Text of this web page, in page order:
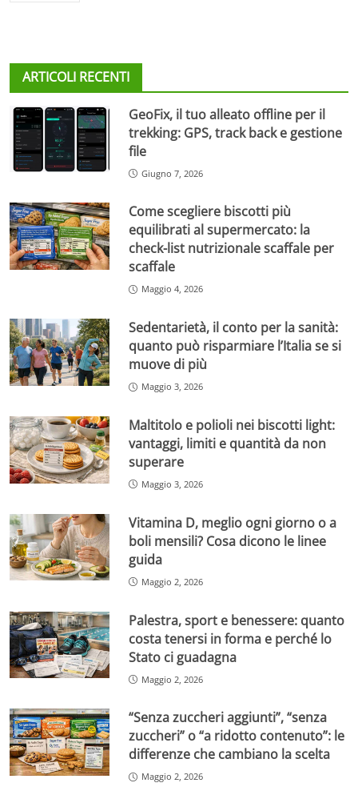
ARTICOLI RECENTI
GeoFix, il tuo alleato offline per il
trekking: GPS, track back e gestione
file
Giugno 7, 2026
Come scegliere biscotti più
equilibrati al supermercato: la
check-list nutrizionale scaffale per
scaffale
Maggio 4, 2026
Sedentarietà, il conto per la sanità:
quanto può risparmiare l’Italia se si
muove di più
Maggio 3, 2026
Maltitolo e polioli nei biscotti light:
vantaggi, limiti e quantità da non
superare
Maggio 3, 2026
Vitamina D, meglio ogni giorno o a
boli mensili? Cosa dicono le linee
guida
Maggio 2, 2026
Palestra, sport e benessere: quanto
costa tenersi in forma e perché lo
Stato ci guadagna
Maggio 2, 2026
“Senza zuccheri aggiunti”, “senza
zuccheri” o “a ridotto contenuto”: le
differenze che cambiano la scelta
Maggio 2, 2026